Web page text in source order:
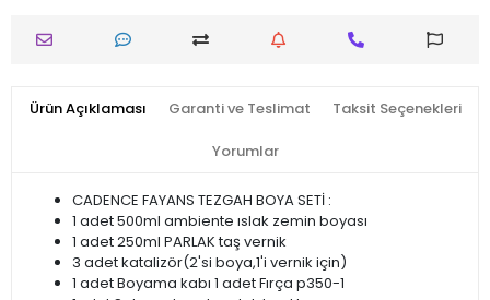
Ürün Açıklaması Garanti ve Teslimat Taksit Seçenekleri
Yorumlar
CADENCE FAYANS TEZGAH BOYA SETİ :
1 adet 500ml ambiente ıslak zemin boyası
1 adet 250ml PARLAK taş vernik
3 adet katalizör(2'si boya,1'i vernik için)
1 adet Boyama kabı 1 adet Fırça p350-1